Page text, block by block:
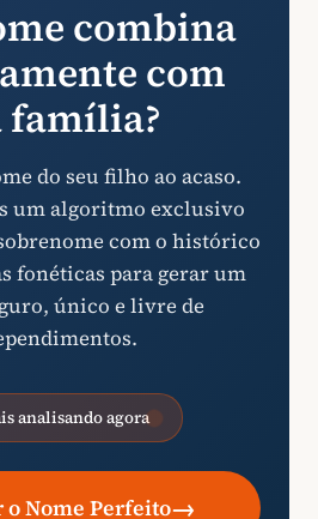
combina
com
família?
do seu filho ao acaso.
um algoritmo exclusivo
com o histórico
fonéticas para gerar um
único e livre de
analisando agora
o Nome Perfeito→